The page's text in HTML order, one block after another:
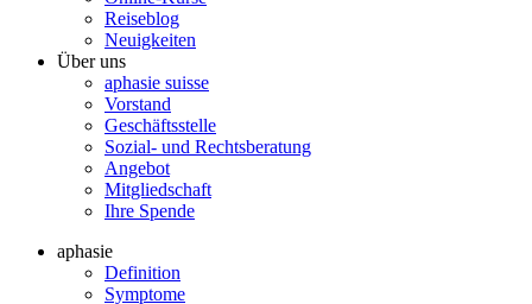
Reiseblog
Neuigkeiten
Über uns
aphasie suisse
Vorstand
Geschäftsstelle
Sozial- und Rechtsberatung
Angebot
Mitgliedschaft
Ihre Spende
aphasie
Definition
Symptome